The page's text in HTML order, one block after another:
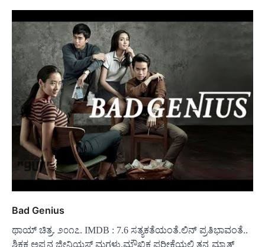
Bad Genius
ಥಾಯ್ ಚಿತ್ರ. ೨೦೧೭. IMDB : 7.6 ಸತ್ಯಕತೆಯಂತೆ.ಲಿನ್ ಪ್ರತಿಭಾವಂತೆ..
ಶಿಕ್ಷಕ ಅಪ್ಪನ‌ ಜೀನಿಯಸ್ ಮಗಳು.ಮೌಖಿಕ ಪರೀಕ್ಷೆಯಲ್ಲಿ ತನ್ನ ಮ್ಯಾತ್